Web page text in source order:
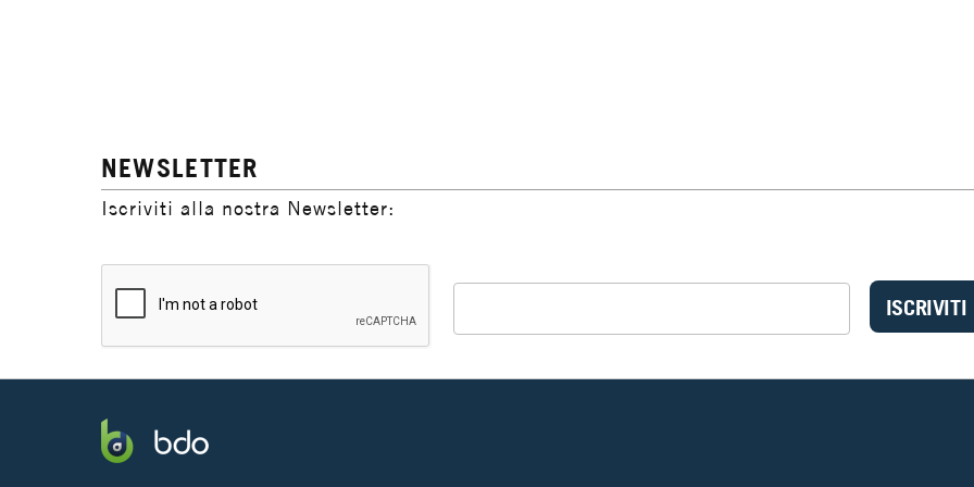
NEWSLETTER
Iscriviti alla nostra Newsletter:
ISCRIVITI